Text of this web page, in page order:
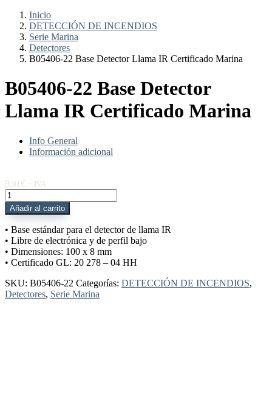
Inicio
DETECCIÓN DE INCENDIOS
Serie Marina
Detectores
B05406-22 Base Detector Llama IR Certificado Marina
B05406-22 Base Detector
Llama IR Certificado Marina
Info General
Información adicional
9,91 € + IVA
B05406-
22
Base
Detector
Llama
IR
Certificado
cantidad
Añadir al carrito
• Base estándar para el detector de llama IR
• Libre de electrónica y de perfil bajo
• Dimensiones: 100 x 8 mm
• Certificado GL: 20 278 – 04 HH
SKU: B05406-22 Categorías: DETECCIÓN DE INCENDIOS,
Detectores, Serie Marina